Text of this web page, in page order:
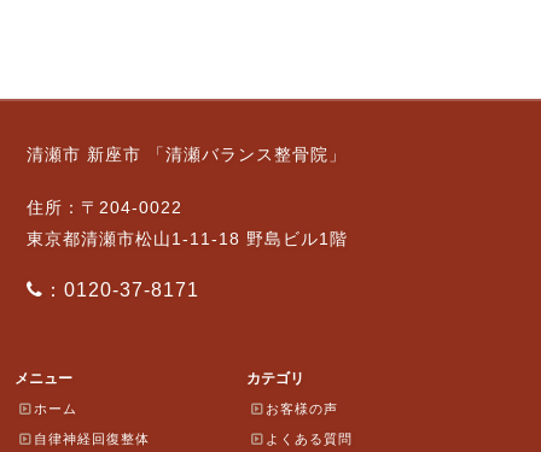
清瀬市 新座市 「清瀬バランス整骨院」
住所：〒204-0022
東京都清瀬市松山1-11-18 野島ビル1階
：0120-37-8171
メニュー
ホーム
自律神経回復整体
カテゴリ
お客様の声
よくある質問